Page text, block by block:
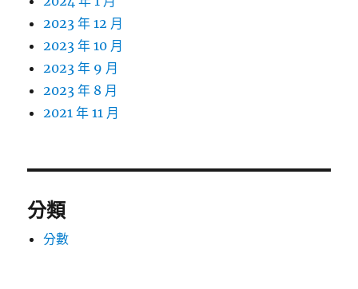
2023 年 12 月
2023 年 10 月
2023 年 9 月
2023 年 8 月
2021 年 11 月
分類
分數